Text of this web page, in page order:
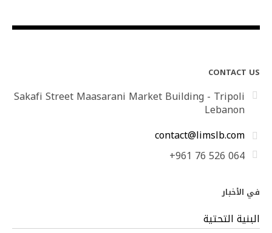
CONTACT US
Sakafi Street Maasarani Market Building - Tripoli
Lebanon
contact@limslb.com
+961 76 526 064
في الأخبار
البنية التحتية